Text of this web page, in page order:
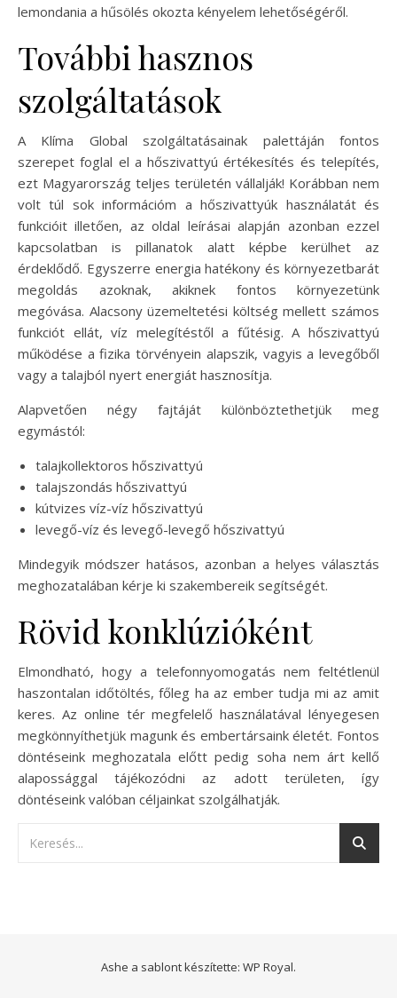
lemondania a hűsölés okozta kényelem lehetőségéről.
További hasznos
szolgáltatások
A Klíma Global szolgáltatásainak palettáján fontos
szerepet foglal el a hőszivattyú értékesítés és telepítés,
ezt Magyarország teljes területén vállalják! Korábban nem
volt túl sok információm a hőszivattyúk használatát és
funkcióit illetően, az oldal leírásai alapján azonban ezzel
kapcsolatban is pillanatok alatt képbe kerülhet az
érdeklődő. Egyszerre energia hatékony és környezetbarát
megoldás azoknak, akiknek fontos környezetünk
megóvása. Alacsony üzemeltetési költség mellett számos
funkciót ellát, víz melegítéstől a fűtésig. A hőszivattyú
működése a fizika törvényein alapszik, vagyis a levegőből
vagy a talajból nyert energiát hasznosítja.
Alapvetően négy fajtáját különböztethetjük meg
egymástól:
talajkollektoros hőszivattyú
talajszondás hőszivattyú
kútvizes víz-víz hőszivattyú
levegő-víz és levegő-levegő hőszivattyú
Mindegyik módszer hatásos, azonban a helyes választás
meghozatalában kérje ki szakembereik segítségét.
Rövid konklúzióként
Elmondható, hogy a telefonnyomogatás nem feltétlenül
haszontalan időtöltés, főleg ha az ember tudja mi az amit
keres. Az online tér megfelelő használatával lényegesen
megkönnyíthetjük magunk és embertársaink életét. Fontos
döntéseink meghozatala előtt pedig soha nem árt kellő
alapossággal tájékozódni az adott területen, így
döntéseink valóban céljainkat szolgálhatják.
Ashe a sablont készítette: WP Royal.